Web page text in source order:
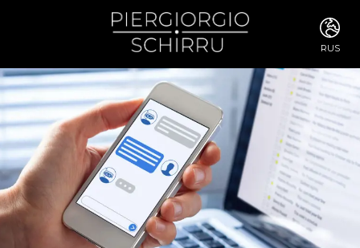
RUS
ITA
ENG
FRA
DEU
ESP
RUS
CHI